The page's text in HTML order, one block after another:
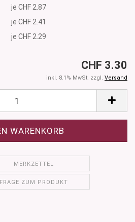
je CHF 2.87
je CHF 2.41
je CHF 2.29
CHF 3.30
inkl. 8.1% MwSt. zzgl. Versand
MERKZETTEL
FRAGE ZUM PRODUKT